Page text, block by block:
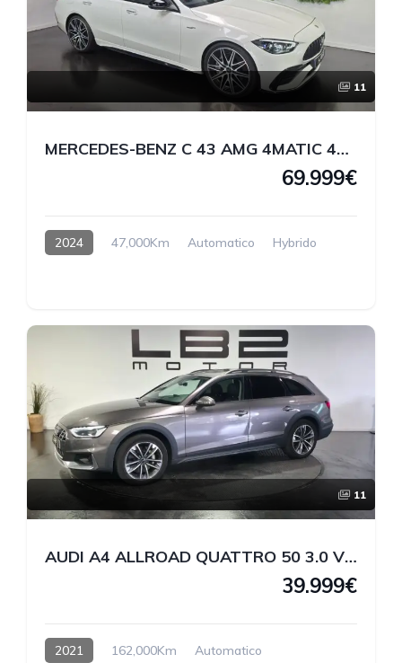
11
MERCEDES-BENZ C 43 AMG 4MATIC 408 CV
69.999€
2024 47,000Km Automatico Hybrido
11
AUDI A4 ALLROAD QUATTRO 50 3.0 V6 TDI 286 CV
39.999€
2021 162,000Km Automatico